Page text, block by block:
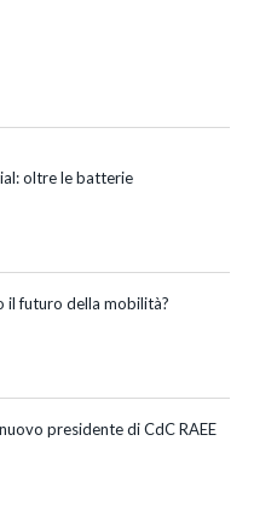
oltre le batterie
il futuro della mobilità?
presidente di CdC RAEE